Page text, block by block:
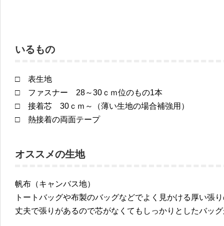
いるもの
□ 表生地
□ ファスナー 28～30ｃｍ位のもの1本
□ 接着芯 30ｃｍ～（薄い生地の場合補強用）
□ 熱接着の両面テープ
オススメの生地
帆布（キャンバス地）
トートバッグや布製のバッグなどでよく見かける厚い張
丈夫で張りがあるので芯がなくてもしっかりとしたバッ